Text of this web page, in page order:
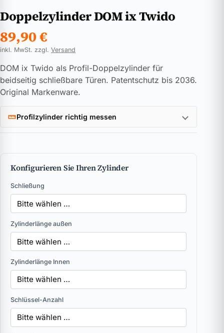
Doppelzylinder DOM ix Twido
89,90€
inkl. MwSt. zzgl. Versand
DOM ix Twido als Profil-Doppelzylinder für
beidseitig schließbare Türen. Patentschutz bis 2036.
Original Markenware.
Profilzylinder richtig messen
Konfigurieren Sie Ihren Zylinder
Schließung
Zylinderlänge außen
Zylinderlänge Innen
Schlüssel-Anzahl